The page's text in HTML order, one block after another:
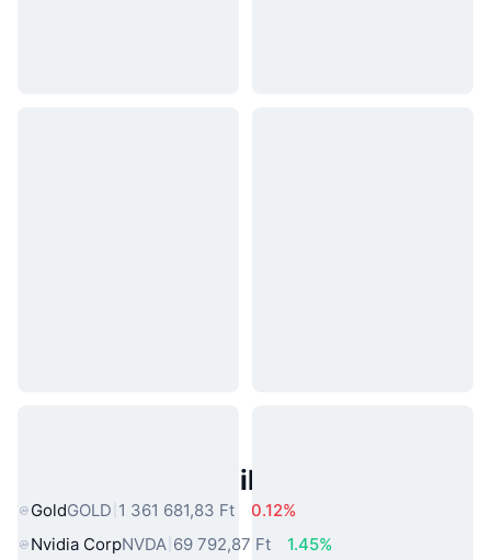
Népszerű Való Világbeli Eszközök
GoldGOLD 1 361 681,83 Ft
0.12%
Nvidia CorpNVDA 69 792,87 Ft 1.45%